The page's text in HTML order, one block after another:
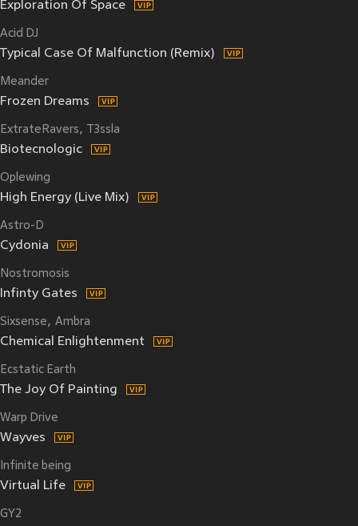
Exploration Of Space
Acid DJ
Typical Case Of Malfunction (Remix)
Meander
Frozen Dreams
ExtrateRavers T3ssla
Biotecnologic
Oplewing
High Energy (Live Mix)
Astro-D
Cydonia
Nostromosis
Infinty Gates
Sixsense Ambra
Chemical Enlightenment
Ecstatic Earth
The Joy Of Painting
Warp Drive
Wayves
Infinite being
Virtual Life
GY2